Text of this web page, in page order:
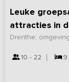
Leuke
attracties in
Drenthe,
10 - 22 9